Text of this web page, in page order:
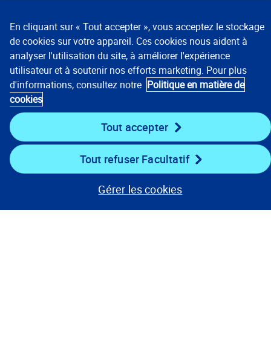
Ressources
Rester connecté
Avis de confidentialité
Conditions d’utilisation
En cliquant sur « Tout accepter », vous acceptez le stockage
de cookies sur votre appareil. Ces cookies nous aident à
analyser l'utilisation du site, à améliorer l'expérience
utilisateur et à soutenir nos efforts marketing. Pour plus
d'informations, consultez notre Politique en matière de
cookies
Tout accepter
Tout refuser Facultatif
Gérer les cookies